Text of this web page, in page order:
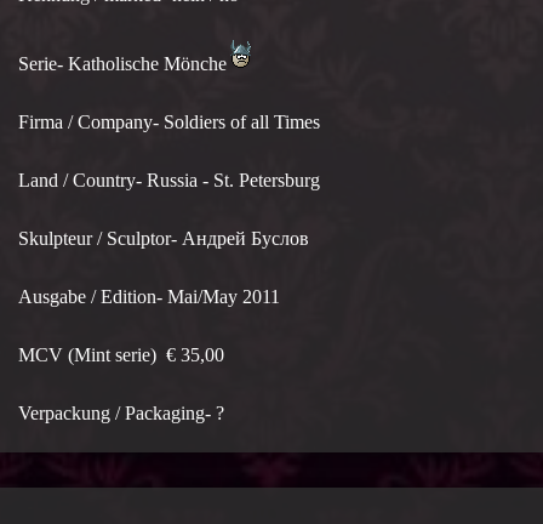
Serie- Katholische Mönche
Firma / Company- Soldiers of all Times
Land / Country- Russia - St. Petersburg
Skulpteur / Sculptor- Андрей Буслов
Ausgabe / Edition- Mai/May 2011
MCV (Mint serie) € 35,00
Verpackung / Packaging- ?